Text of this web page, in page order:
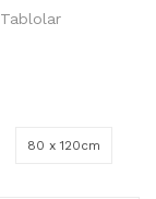
80 x 120cm